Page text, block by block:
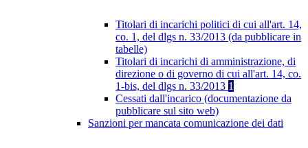
Titolari di incarichi politici di cui all'art. 14,
co. 1, del dlgs n. 33/2013 (da pubblicare in
tabelle)
Titolari di incarichi di amministrazione, di
direzione o di governo di cui all'art. 14, co.
1-bis, del dlgs n. 33/2013 1
Cessati dall'incarico (documentazione da
pubblicare sul sito web)
Sanzioni per mancata comunicazione dei dati